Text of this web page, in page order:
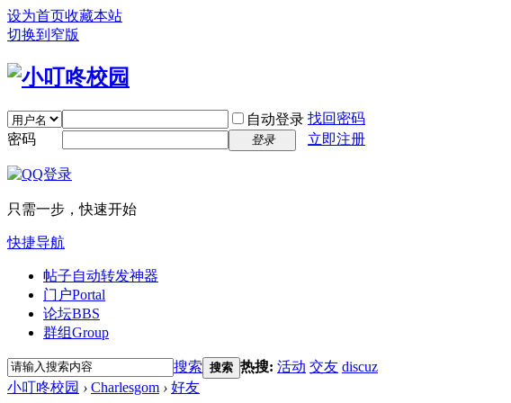
设为首页收藏本站
切换到窄版
自动登录 找回密码
密码
登录 立即注册
只需一步，快速开始
快捷导航
帖子自动转发神器
门户Portal
论坛BBS
群组Group
搜索 搜索 热搜: 活动 交友 discuz
小叮咚校园 › Charlesgom › 好友